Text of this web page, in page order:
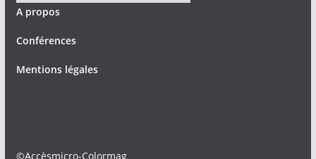
A propos
Conférences
Mentions légales
©Accèsmicro-Colormag